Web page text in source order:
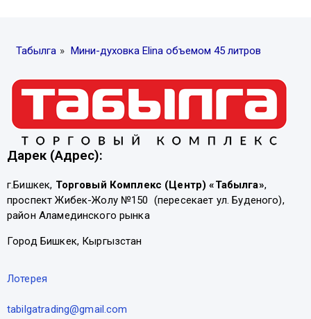
Табылга » Мини-духовка Elina объемом 45 литров
Дарек (Адрес):
г.Бишкек, Торговый Комплекс (Центр) «Табылга»,
проспект Жибек-Жолу №150 (пересекает ул. Буденого),
район Аламединского рынка
Город Бишкек, Кыргызстан
Лотерея
tabilgatrading@gmail.com